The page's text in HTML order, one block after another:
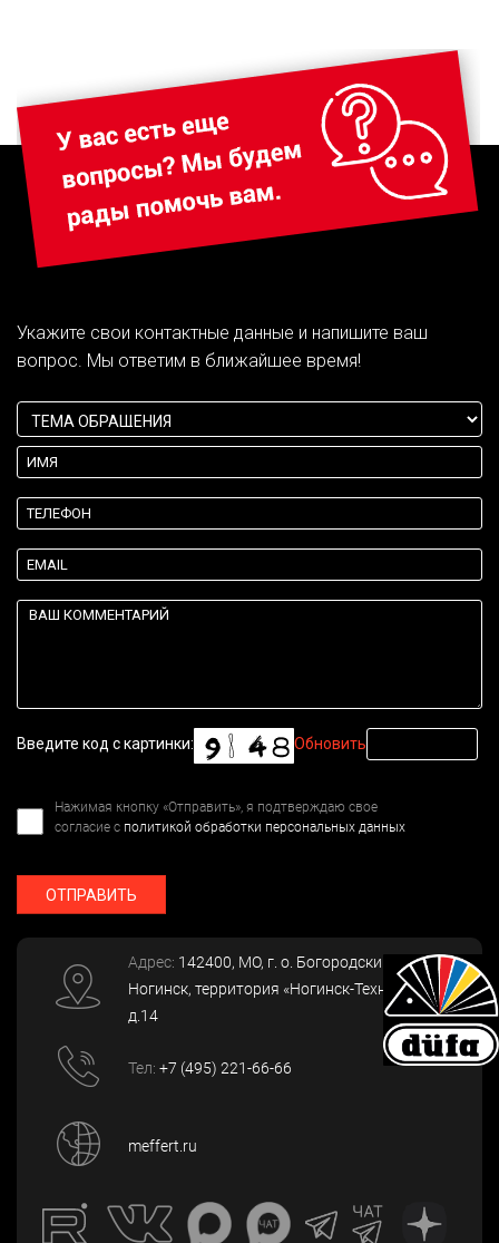
Укажите свои контактные данные и напишите ваш
вопрос. Мы ответим в ближайшее время!
Введите код с картинки: Обновить
Нажимая кнопку «Отправить», я подтверждаю свое
согласие с политикой обработки персональных данных
ОТПРАВИТЬ
Адрес: 142400, МО, г. о. Богородский, г.
Ногинск, территория «Ногинск-Технопарк»,
д.14
Тел: +7 (495) 221-66-66
meffert.ru